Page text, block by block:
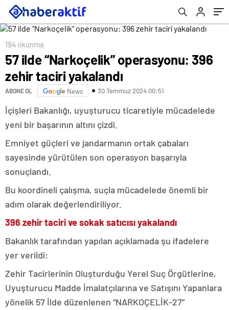
194 okunma
57 ilde “Narkoçelik” operasyonu: 396
zehir taciri yakalandı
ABONE OL News 30 Temmuz 2024 00:51
İçişleri Bakanlığı, uyuşturucu ticaretiyle mücadelede
yeni bir başarının altını çizdi.
Emniyet güçleri ve jandarmanın ortak çabaları
sayesinde yürütülen son operasyon başarıyla
sonuçlandı.
Bu koordineli çalışma, suçla mücadelede önemli bir
adım olarak değerlendiriliyor.
396 zehir taciri ve sokak satıcısı yakalandı
Bakanlık tarafından yapılan açıklamada şu ifadelere
yer verildi:
Zehir Tacirlerinin Oluşturduğu Yerel Suç Örgütlerine,
Uyuşturucu Madde İmalatçılarına ve Satışını Yapanlara
yönelik 57 İlde düzenlenen “NARKOÇELİK-27”